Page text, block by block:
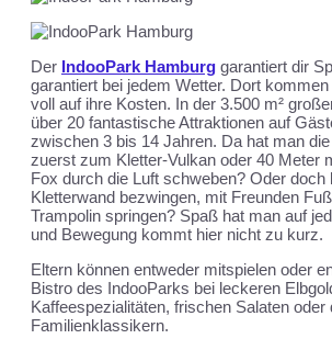
Der IndooPark Hamburg garantiert dir
garantiert bei jedem Wetter. Dort
voll auf ihre Kosten. In der 3.500 m²
über 20 fantastische Attraktionen auf
zwischen 3 bis 14 Jahren. Da hat man
zuerst zum Kletter-Vulkan oder 40 Meter
Fox durch die Luft schweben? Oder doch
Kletterwand bezwingen, mit Freunden
Trampolin springen? Spaß hat man auf
und Bewegung kommt hier nicht zu kurz.
Eltern können entweder mitspielen oder
Bistro des IndooParks bei leckeren
Kaffeespezialitäten, frischen Salaten oder
Familienklassikern.